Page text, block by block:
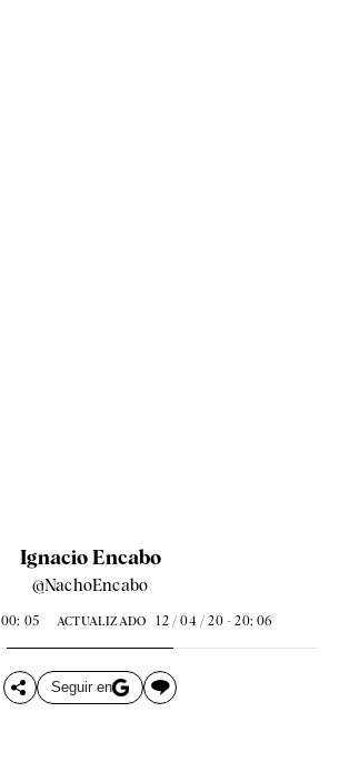
Ignacio Encabo
@NachoEncabo
05 ACTUALIZADO 12 / 04 / 20 - 20: 06
Seguir en